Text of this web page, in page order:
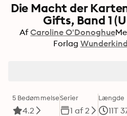
Die Macht der
Gifts, Band 1
Af Caroline O'Donoghue
Forlag
5 Bedømmelse
4.2
Serier
1 af 2
Længde
11T